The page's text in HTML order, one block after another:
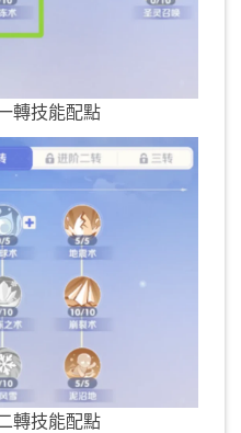
轉技能配點
轉技能配點